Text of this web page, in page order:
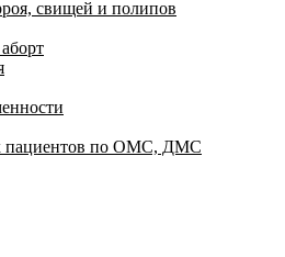
свищей и полипов
пациентов по ОМС, ДМС